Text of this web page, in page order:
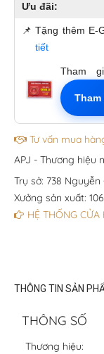
Ưu đãi:
📌 Tặng thêm E-
tiết
Tham
Tư vấn mua
APJ - Thương hiệu
Trụ sở: 738 Nguyễn
Xưởng sản xuất:
HỆ THỐNG CỬA
THÔNG TIN SẢN
THÔNG SỐ
Thương hiệu: